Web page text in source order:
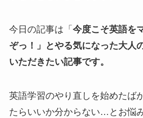
今日の記事は「 今度こそ英語を
ぞっ！」とやる気になった大人
いただきたい記事です。
英語学習のやり直しを始めたば
たらいいか分からない…とお悩